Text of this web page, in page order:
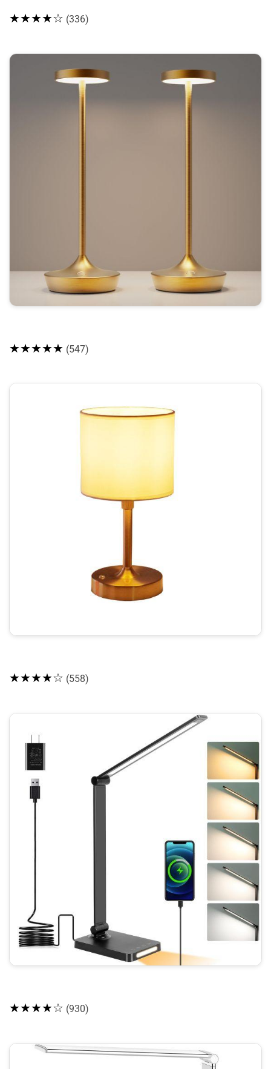
★★★★☆ (336)
★★★★★ (547)
★★★★☆ (558)
★★★★☆ (930)